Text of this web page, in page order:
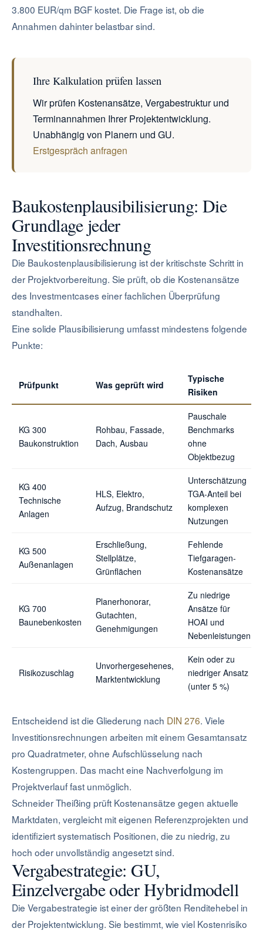
3.800 EUR/qm BGF kostet. Die Frage ist, ob die
Annahmen dahinter belastbar sind.
Ihre Kalkulation prüfen lassen
Wir prüfen Kostenansätze, Vergabestruktur und
Terminannahmen Ihrer Projektentwicklung.
Unabhängig von Planern und GU.
Erstgespräch anfragen
Baukostenplausibilisierung: Die
Grundlage jeder
Investitionsrechnung
Die Baukostenplausibilisierung ist der kritischste Schritt in
der Projektvorbereitung. Sie prüft, ob die Kostenansätze
des Investmentcases einer fachlichen Überprüfung
standhalten.
Eine solide Plausibilisierung umfasst mindestens folgende
Punkte:
Prüfpunkt Was geprüft wird
Typische
Risiken
KG 300
Baukonstruktion
Rohbau, Fassade,
Dach, Ausbau
Pauschale
Benchmarks
ohne
Objektbezug
KG 400
Technische
Anlagen
HLS, Elektro,
Aufzug, Brandschutz
Unterschätzung
TGA-Anteil bei
komplexen
Nutzungen
KG 500
Außenanlagen
Erschließung,
Stellplätze,
Grünflächen
Fehlende
Tiefgaragen-
Kostenansätze
KG 700
Baunebenkosten
Planerhonorar,
Gutachten,
Genehmigungen
Zu niedrige
Ansätze für
HOAI und
Nebenleistungen
Risikozuschlag
Unvorhergesehenes,
Marktentwicklung
Kein oder zu
niedriger Ansatz
(unter 5 %)
Entscheidend ist die Gliederung nach DIN 276. Viele
Investitionsrechnungen arbeiten mit einem Gesamtansatz
pro Quadratmeter, ohne Aufschlüsselung nach
Kostengruppen. Das macht eine Nachverfolgung im
Projektverlauf fast unmöglich.
Schneider Theißing prüft Kostenansätze gegen aktuelle
Marktdaten, vergleicht mit eigenen Referenzprojekten und
identifiziert systematisch Positionen, die zu niedrig, zu
hoch oder unvollständig angesetzt sind.
Vergabestrategie: GU,
Einzelvergabe oder Hybridmodell
Die Vergabestrategie ist einer der größten Renditehebel in
der Projektentwicklung. Sie bestimmt, wie viel Kostenrisiko